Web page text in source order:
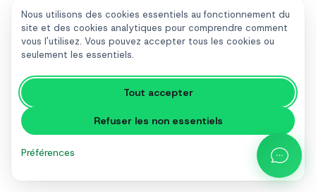
Nous utilisons des cookies essentiels au fonctionnement du
site et des cookies analytiques pour comprendre comment
vous l'utilisez. Vous pouvez accepter tous les cookies ou
seulement les essentiels.
Tout accepter
Refuser les non essentiels
Préférences
Nessun passaggio all’umano: un bot senza
uscita genera frustrazione.
Comunicazione troppo commerciale
WhatsApp è conversazionale, non un volantino.
Mancanza di tracciamento
funziona e cosa no.